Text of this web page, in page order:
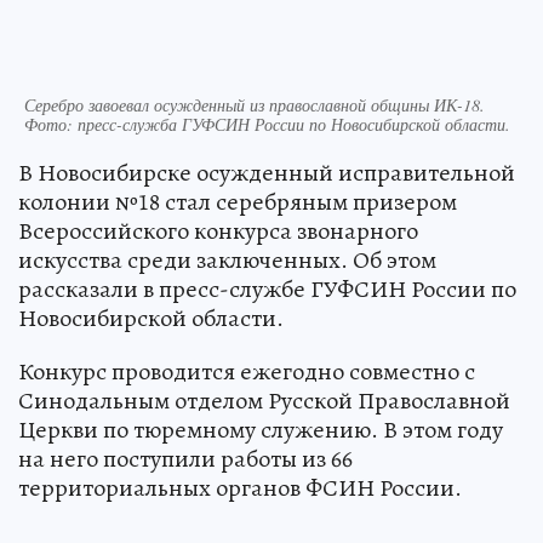
Серебро завоевал осужденный из православной общины ИК-18.
Фото: пресс-служба ГУФСИН России по Новосибирской области.
В Новосибирске осужденный исправительной
колонии №18 стал серебряным призером
Всероссийского конкурса звонарного
искусства среди заключенных. Об этом
рассказали в пресс-службе ГУФСИН России по
Новосибирской области.
Конкурс проводится ежегодно совместно с
Синодальным отделом Русской Православной
Церкви по тюремному служению. В этом году
на него поступили работы из 66
территориальных органов ФСИН России.